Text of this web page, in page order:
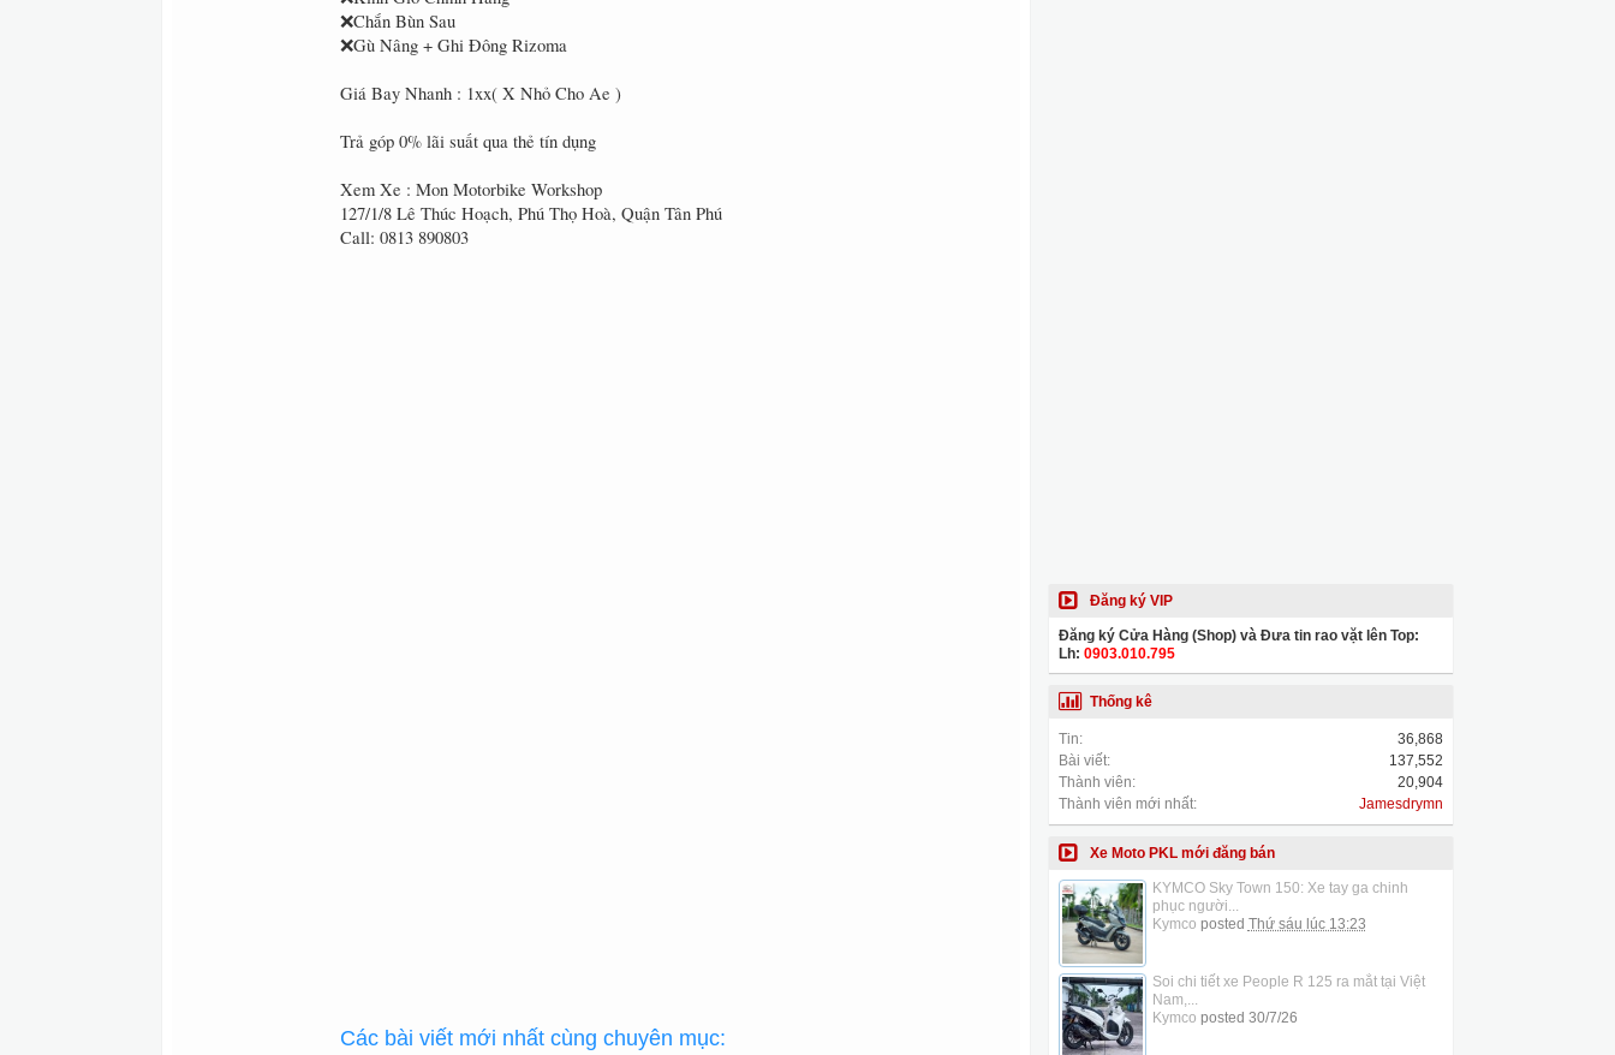
❌Chắn Bùn Sau
❌Gù Nâng + Ghi Đông Rizoma
Giá Bay Nhanh : 1xx( X Nhỏ Cho Ae )
Trả góp 0% lãi suất qua thẻ tín dụng
Xem Xe : Mon Motorbike Workshop
127/1/8 Lê Thúc Hoạch, Phú Thọ Hoà, Quận Tân Phú
Call: 0813 890803
Các bài viết mới nhất cùng chuyên mục:
Đăng ký VIP
Đăng ký Cửa Hàng (Shop) và Đưa tin rao vặt lên Top:
Lh: 0903.010.795
Thống kê
Tin:
36,868
Bài viết:
137,552
Thành viên:
20,904
Thành viên mới nhất:
Jamesdrymn
Xe Moto PKL mới đăng bán
KYMCO Sky Town 150: Xe tay ga chinh
phục người...
Kymco posted Thứ sáu lúc 13:23
Soi chi tiết xe People R 125 ra mắt tại Việt
Nam,...
Kymco posted 30/7/26